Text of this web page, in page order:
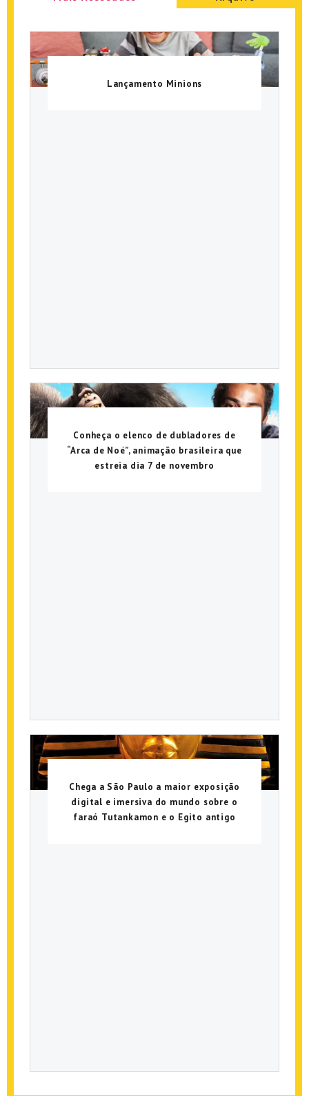
Lançamento Minions
Conheça o elenco de dubladores de
“Arca de Noé”, animação brasileira que
estreia dia 7 de novembro
Chega a São Paulo a maior exposição
digital e imersiva do mundo sobre o
faraó Tutankamon e o Egito antigo